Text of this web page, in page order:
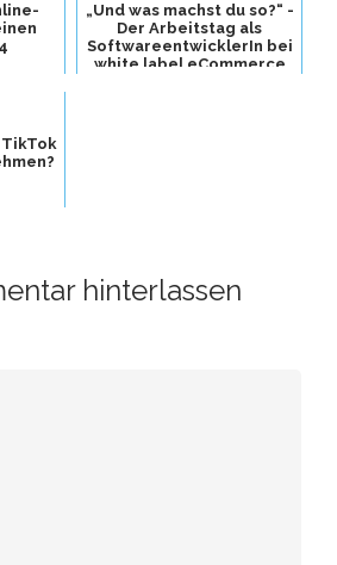
„Und was machst du so?“ -
Der Arbeitstag als
SoftwareentwicklerIn bei
white label eCommerce
hinterlassen